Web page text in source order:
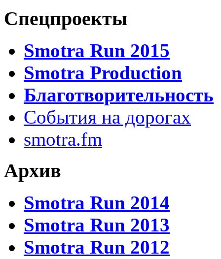
Спецпроекты
Smotra Run 2015
Smotra Production
Благотворительность
События на дорогах
smotra.fm
Архив
Smotra Run 2014
Smotra Run 2013
Smotra Run 2012